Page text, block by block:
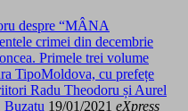
despre “MÂNA
crimei din decembrie
Primele trei volume
TipoMoldova, cu prefețe
Radu Theodoru și Aurel
Buzatu 19/01/2021 eXpress